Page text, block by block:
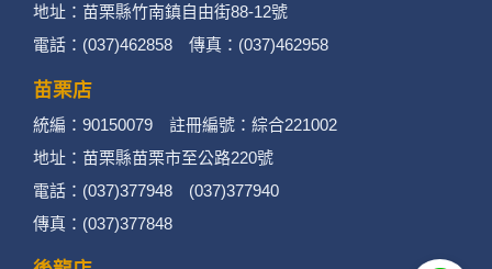
地址：苗栗縣竹南鎮自由街88-12號
電話：(037)462858 傳真：(037)462958
苗栗店
統編：90150079 註冊編號：綜合221002
地址：苗栗縣苗栗市至公路220號
電話：(037)377948 (037)377940
傳真：(037)377848